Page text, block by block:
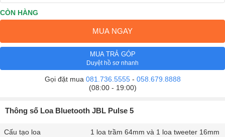
CÒN HÀNG
MUA NGAY
MUA TRẢ GÓP
Duyệt hồ sơ nhanh
Gọi đặt mua 081.736.5555- 058.679.8888
(08:00 - 19:00)
Thông số Loa Bluetooth JBL Pulse 5
Cấu tạo loa 1 loa trầm 64mm và 1 loa tweeter 16mm